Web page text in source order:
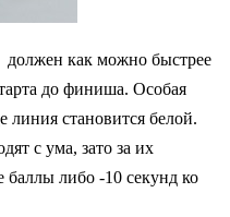
должен как можно быстрее
до финиша. Особая
становится белой.
с ума, зато за их
либо -10 секунд ко